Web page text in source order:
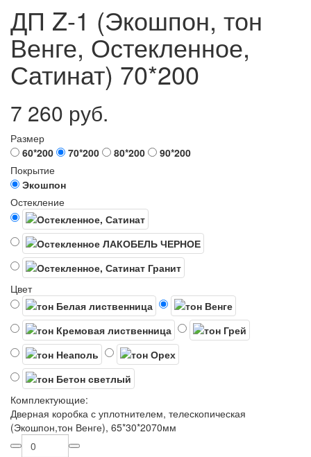
ДП Z-1 (Экошпон, тон
Венге, Остекленное,
Сатинат) 70*200
7 260 руб.
Размер
60*200
70*200 80*200
90*200
Покрытие
Экошпон
Остекление
Цвет
Комплектующие:
Дверная коробка с уплотнителем, телескопическая
(Экошпон,тон Венге), 65*30*2070мм